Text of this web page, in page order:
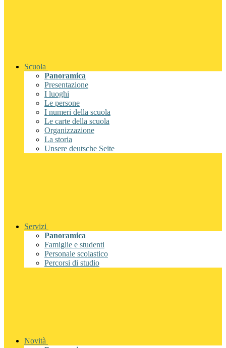
Scuola
Panoramica
Presentazione
I luoghi
Le persone
I numeri della scuola
Le carte della scuola
Organizzazione
La storia
Unsere deutsche Seite
Servizi
Panoramica
Famiglie e studenti
Personale scolastico
Percorsi di studio
Novità